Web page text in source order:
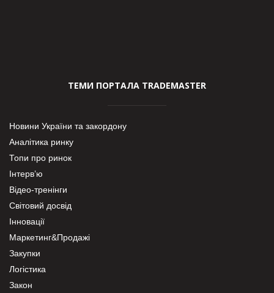
ТЕМИ ПОРТАЛА TRADEMASTER
Новини України та закордону
Аналітика ринку
Топи про ринок
Інтерв’ю
Відео-тренінги
Світовий досвід
Інновації
Маркетинг&Продажі
Закупки
Логістика
Закон